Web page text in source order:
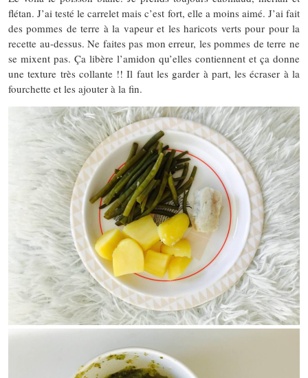
flétan. J’ai testé le carrelet mais c’est fort, elle a moins aimé. J’ai fait
des pommes de terre à la vapeur et les haricots verts pour pour la
recette au-dessus. Ne faites pas mon erreur, les pommes de terre ne
se mixent pas. Ça libère l’amidon qu’elles contiennent et ça donne
une texture très collante !! Il faut les garder à part, les écraser à la
fourchette et les ajouter à la fin.